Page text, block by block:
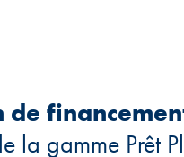
de
la gamme Prêt